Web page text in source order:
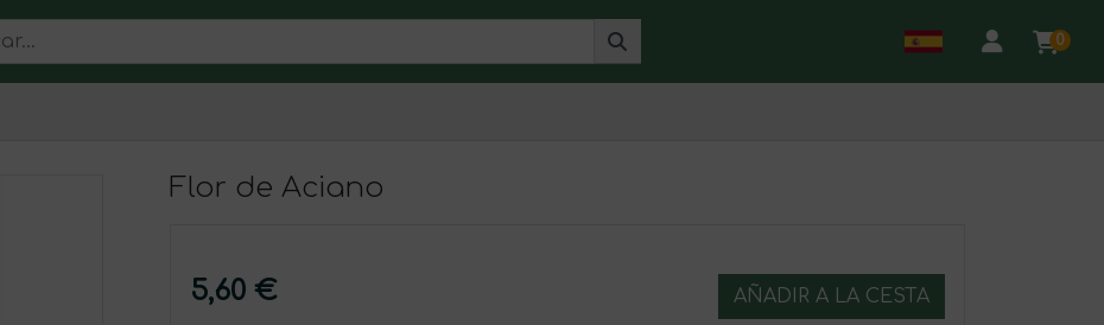
0
Flor de Aciano
5,60 € AÑADIR A LA CESTA